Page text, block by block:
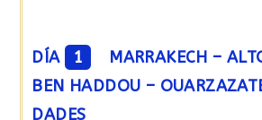
DÍA 1
MARRAKECH –
BEN HADDOU –
DADES